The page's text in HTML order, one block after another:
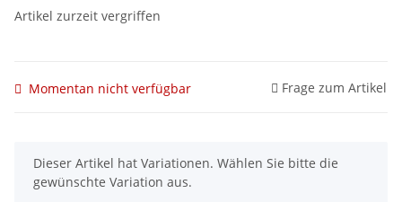
Artikel zurzeit vergriffen
Momentan nicht verfügbar Frage zum Artikel
x
Dieser Artikel hat Variationen. Wählen Sie bitte die
gewünschte Variation aus.